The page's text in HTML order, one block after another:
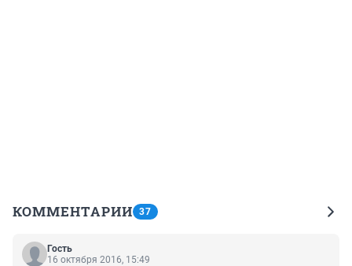
КОММЕНТАРИИ 37
Гость
16 октября 2016, 15:49